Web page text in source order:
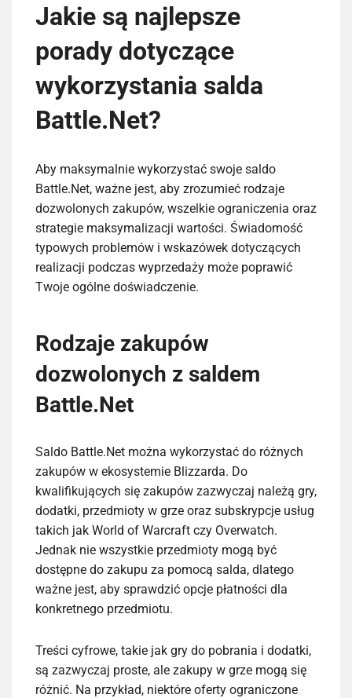
Jakie są najlepsze
porady dotyczące
wykorzystania salda
Battle.Net?
Aby maksymalnie wykorzystać swoje saldo
Battle.Net, ważne jest, aby zrozumieć rodzaje
dozwolonych zakupów, wszelkie ograniczenia oraz
strategie maksymalizacji wartości. Świadomość
typowych problemów i wskazówek dotyczących
realizacji podczas wyprzedaży może poprawić
Twoje ogólne doświadczenie.
Rodzaje zakupów
dozwolonych z saldem
Battle.Net
Saldo Battle.Net można wykorzystać do różnych
zakupów w ekosystemie Blizzarda. Do
kwalifikujących się zakupów zazwyczaj należą gry,
dodatki, przedmioty w grze oraz subskrypcje usług
takich jak World of Warcraft czy Overwatch.
Jednak nie wszystkie przedmioty mogą być
dostępne do zakupu za pomocą salda, dlatego
ważne jest, aby sprawdzić opcje płatności dla
konkretnego przedmiotu.
Treści cyfrowe, takie jak gry do pobrania i dodatki,
są zazwyczaj proste, ale zakupy w grze mogą się
różnić. Na przykład, niektóre oferty ograniczone